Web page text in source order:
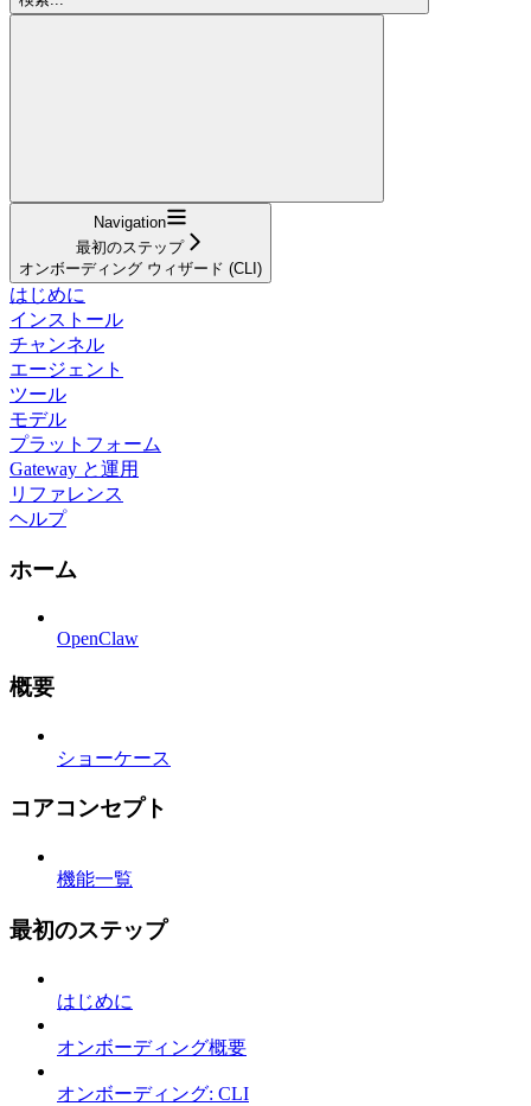
Navigation
最初のステップ
オンボーディング ウィザード (CLI)
はじめに
インストール
チャンネル
エージェント
ツール
モデル
プラットフォーム
Gateway と運用
リファレンス
ヘルプ
ホーム
OpenClaw
概要
ショーケース
コアコンセプト
機能一覧
最初のステップ
はじめに
オンボーディング概要
オンボーディング: CLI